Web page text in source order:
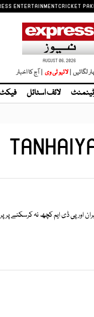
ENTERTAINMENTCRICKET
AUGUST 06, 2026
لگائیں | | آج کا اخبار
لائف اسٹائل
اور پی ڈی ایم کچھ نہ کرسکنے پر